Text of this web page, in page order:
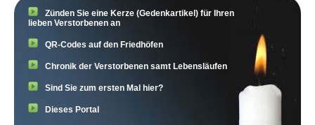
Zünden Sie eine Kerze (Gedenkartikel) für Ihren
lieben Verstorbenen an
QR-Codes auf den Friedhöfen
Chronik der Verstorbenen samt Lebensläufen
Sind Sie zum ersten Mal hier?
Dieses Portal